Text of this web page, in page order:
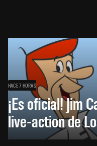
HACE 7 HORAS
¡Es oficial! Jim
live-action de